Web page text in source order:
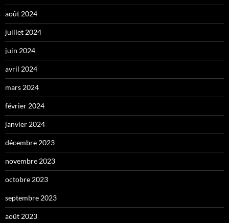
août 2024
juillet 2024
juin 2024
avril 2024
mars 2024
février 2024
janvier 2024
décembre 2023
novembre 2023
octobre 2023
septembre 2023
août 2023